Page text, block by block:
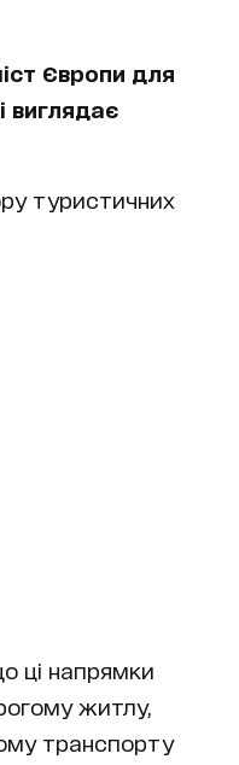
Європи для
виглядає
туристичних
ці напрямки
житлу,
транспорту